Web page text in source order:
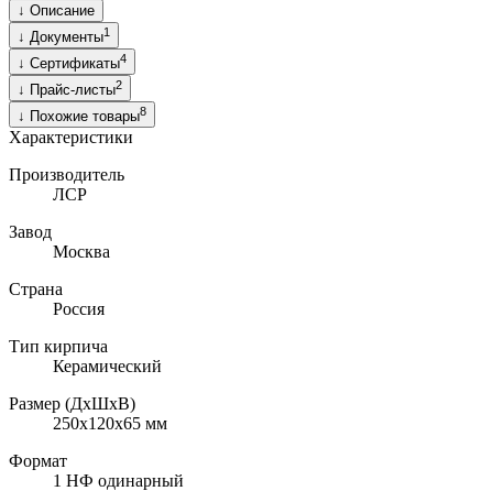
↓ Описание
↓ Документы1
↓ Сертификаты4
↓ Прайс-листы2
↓ Похожие товары8
Характеристики
Производитель
ЛСР
Завод
Москва
Страна
Россия
Тип кирпича
Керамический
Размер (ДхШхВ)
250х120х65 мм
Формат
1 НФ одинарный